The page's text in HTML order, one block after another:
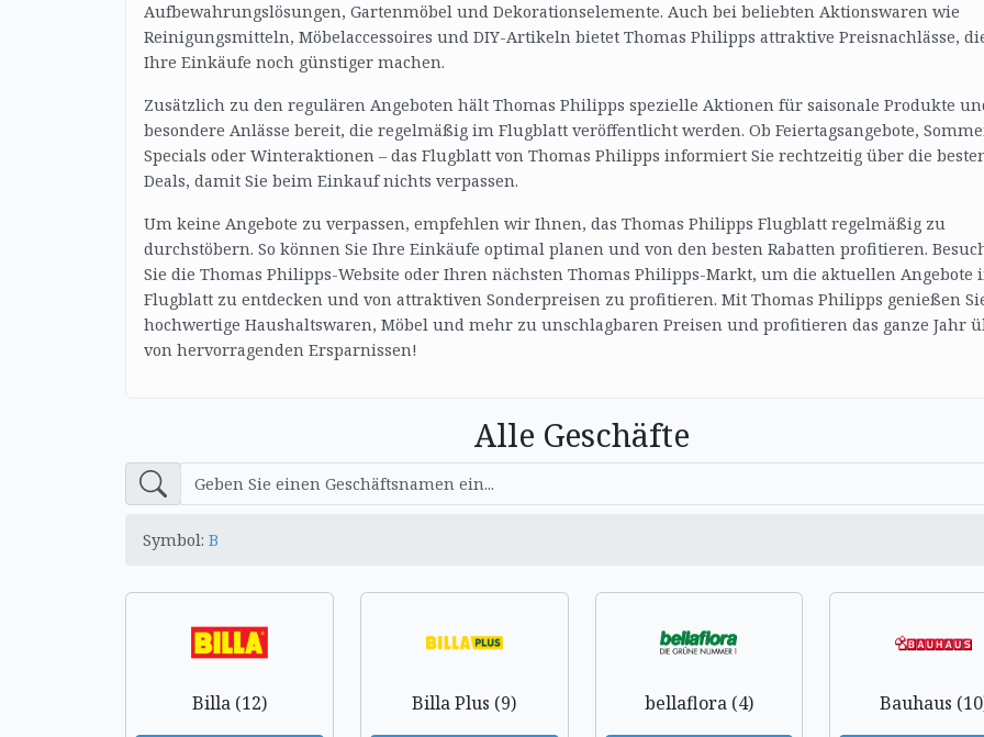
Aufbewahrungslösungen, Gartenmöbel und Dekorationselemente. Auch bei beliebten Aktionswaren wie
Reinigungsmitteln, Möbelaccessoires und DIY-Artikeln bietet Thomas Philipps attraktive Preisnachlässe,
Ihre Einkäufe noch günstiger machen.
Zusätzlich zu den regulären Angeboten hält Thomas Philipps spezielle Aktionen für saisonale Produkte
besondere Anlässe bereit, die regelmäßig im Flugblatt veröffentlicht werden. Ob Feiertagsangebote,
Specials oder Winteraktionen – das Flugblatt von Thomas Philipps informiert Sie rechtzeitig über die
Deals, damit Sie beim Einkauf nichts verpassen.
Um keine Angebote zu verpassen, empfehlen wir Ihnen, das Thomas Philipps Flugblatt regelmäßig zu
durchstöbern. So können Sie Ihre Einkäufe optimal planen und von den besten Rabatten profitieren.
Sie die Thomas Philipps-Website oder Ihren nächsten Thomas Philipps-Markt, um die aktuellen Angebote
Flugblatt zu entdecken und von attraktiven Sonderpreisen zu profitieren. Mit Thomas Philipps genießen
hochwertige Haushaltswaren, Möbel und mehr zu unschlagbaren Preisen und profitieren das ganze Jahr
von hervorragenden Ersparnissen!
Alle Geschäfte
Symbol: B
Billa (12) Billa Plus (9) bellaflora (4) Bauhaus